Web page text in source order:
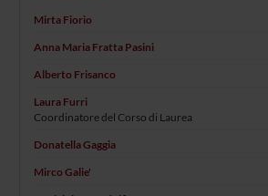
Mirta Fiorio
Anna Maria Fratta Pasini
Alberto Frisanco
Laura Furri
Coordinatore del Corso di Laurea
Donatella Gaggia
Mirco Galie'